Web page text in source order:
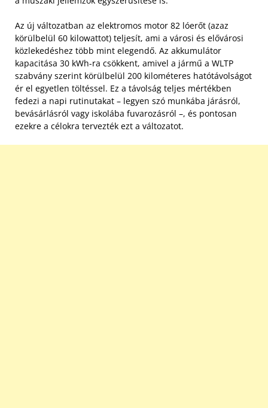
Az új változatban az elektromos motor 82 lóerőt (azaz
körülbelül 60 kilowattot) teljesít, ami a városi és elővárosi
közlekedéshez több mint elegendő. Az akkumulátor
kapacitása 30 kWh-ra csökkent, amivel a jármű a WLTP
szabvány szerint körülbelül 200 kilométeres hatótávolságot
ér el egyetlen töltéssel. Ez a távolság teljes mértékben
fedezi a napi rutinutakat – legyen szó munkába járásról,
bevásárlásról vagy iskolába fuvarozásról –, és pontosan
ezekre a célokra tervezték ezt a változatot.